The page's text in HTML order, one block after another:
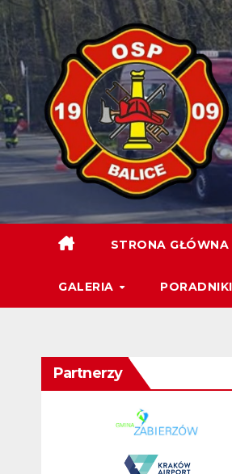
STRONA GŁÓWNA
GALERIA PORADNIKI
Partnerzy